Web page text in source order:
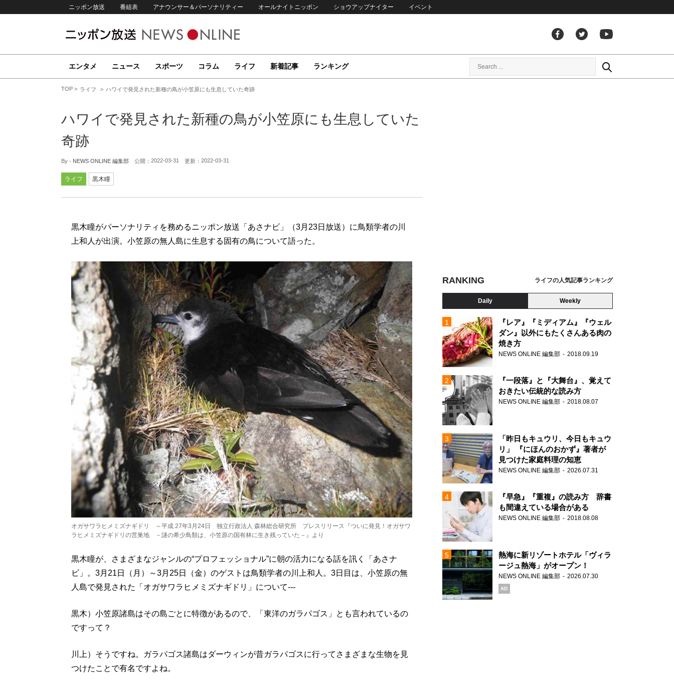
ニッポン放送 番組表 アナウンサー＆パーソナリティー オールナイトニッポン ショウアップナイター イベント
エンタメ ニュース スポーツ コラム ライフ 新着記事 ランキング
TOP ライフ ハワイで発見された新種の鳥が小笠原にも生息していた奇跡
ハワイで発見された新種の鳥が小笠原にも生息していた
奇跡
By - NEWS ONLINE 編集部 公開： 2022-03-31 更新： 2022-03-31
ライフ 黒木瞳
黒木瞳がパーソナリティを務めるニッポン放送「あさナビ」（3月23日放送）に鳥類学者の川
上和人が出演。小笠原の無人島に生息する固有の鳥について語った。
オガサワラヒメミズナギドリ ～平成 27年3月24日 独立行政法人 森林総合研究所 プレスリリース『ついに発見！オガサワ
ラヒメミズナギドリの営巣地 －謎の希少鳥類は、小笠原の国有林に生き残っていた－』より
黒木瞳が、さまざまなジャンルの“プロフェッショナル”に朝の活力になる話を訊く「あさナ
ビ」。3月21日（月）～3月25日（金）のゲストは鳥類学者の川上和人。3日目は、小笠原の無
人島で発見された「オガサワラヒメミズナギドリ」について---
黒木）小笠原諸島はその島ごとに特徴があるので、「東洋のガラパゴス」とも言われているの
ですって？
川上）そうですね。ガラパゴス諸島はダーウィンが昔ガラパゴスに行ってさまざまな生物を見
つけたことで有名ですよね。
RANKING ライフの人気記事ランキング
Daily Weekly
『レア』『ミディアム』『ウェル
ダン』以外にもたくさんある肉の
焼き方
NEWS ONLINE 編集部 2018.09.19
『一段落』と『大舞台』、覚えて
おきたい伝統的な読み方
NEWS ONLINE 編集部 2018.08.07
「昨日もキュウリ、今日もキュウ
リ」 『にほんのおかず』著者が
見つけた家庭料理の知恵
NEWS ONLINE 編集部 2026.07.31
『早急』『重複』の読み方 辞書
も間違えている場合がある
NEWS ONLINE 編集部 2018.08.08
熱海に新リゾートホテル「ヴィラ
ージュ熱海」がオープン！
NEWS ONLINE 編集部 2026.07.30
AD